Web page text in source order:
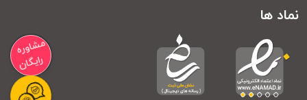
نماد ها
مشاوره
رایگان